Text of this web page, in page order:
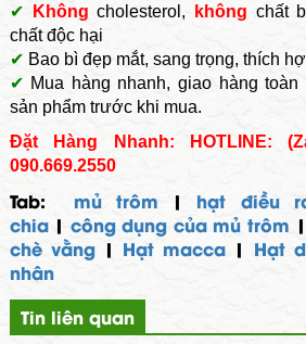
✔
Không cholesterol, không chất
chất độc hại
✔ Bao bì đẹp mắt, sang trọng, thích
✔ Mua hàng nhanh, giao hàng
sản phẩm trước khi mua.
Đặt Hàng Nhanh: HOTLINE:
090.669.2550
Tab: mủ trôm | hạt điều
chia| công dụng của mủ trôm
chè vằng | Hạt macca | Hạt
nhân
Tin liên quan